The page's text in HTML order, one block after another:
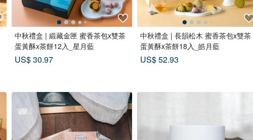
中秋禮盒 | 緞藏金匣 蜜香茶包x雙茶
蛋黃酥x茶餅12入_星月藍
US$ 30.97
中秋禮盒 | 長韻松木 蜜香茶包x雙茶
蛋黃酥x茶餅18入_皓月藍
US$ 52.93